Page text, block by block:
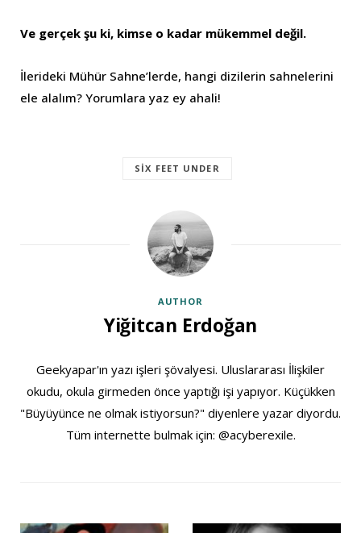
Ve gerçek şu ki, kimse o kadar mükemmel değil.
İlerideki Mühür Sahne’lerde, hangi dizilerin sahnelerini
ele alalım? Yorumlara yaz ey ahali!
SIX FEET UNDER
AUTHOR
Yiğitcan Erdoğan
Geekyapar'ın yazı işleri şövalyesi. Uluslararası İlişkiler
okudu, okula girmeden önce yaptığı işi yapıyor. Küçükken
"Büyüyünce ne olmak istiyorsun?" diyenlere yazar diyordu.
Tüm internette bulmak için: @acyberexile.